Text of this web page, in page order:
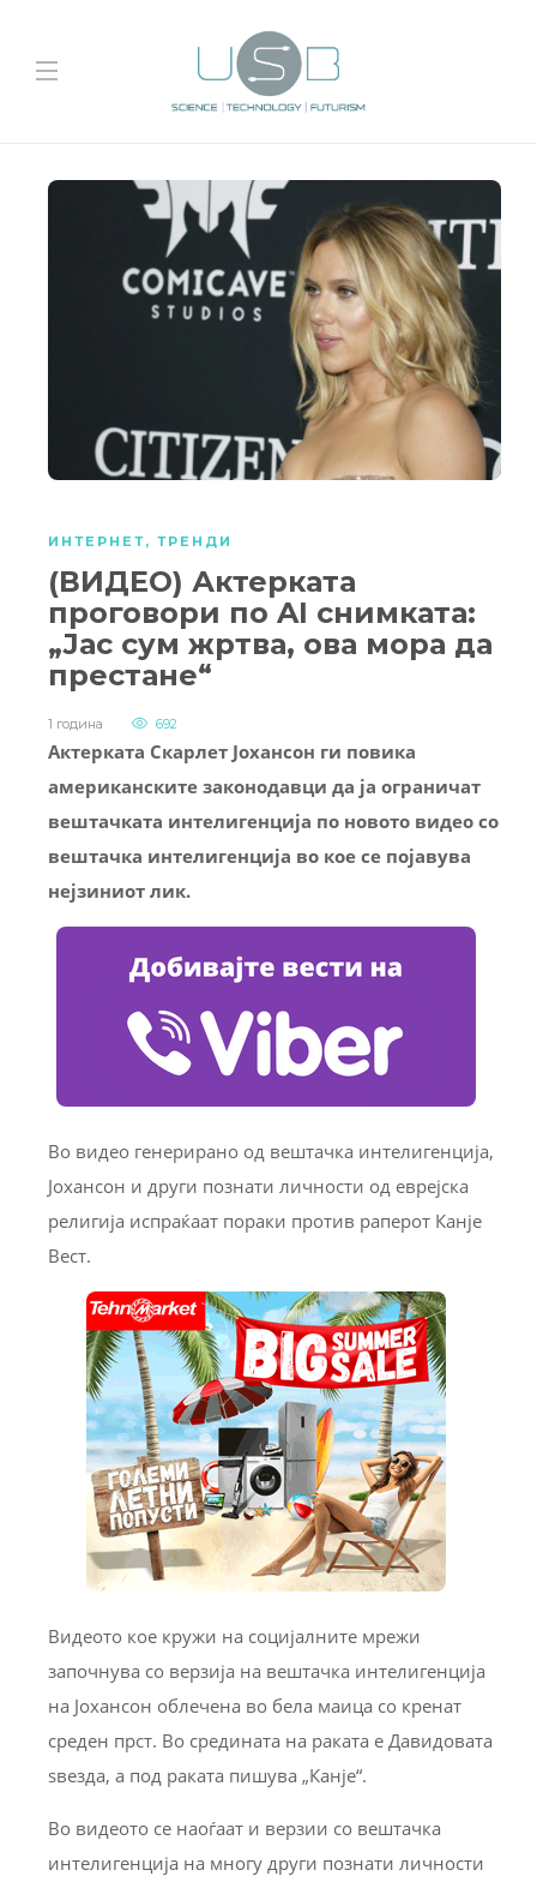
ИНТЕРНЕТ, ТРЕНДИ
(ВИДЕО) Актерката
проговори по AI снимката:
„Јас сум жртва, ова мора да
престане“
1 година 692
Актерката Скарлет Јохансон ги повика
американските законодавци да ја ограничат
вештачката интелигенција по новото видео со
вештачка интелигенција во кое се појавува
нејзиниот лик.
Во видео генерирано од вештачка интелигенција,
Јохансон и други познати личности од еврејска
религија испраќаат пораки против раперот Канје
Вест.
Видеото кое кружи на социјалните мрежи
започнува со верзија на вештачка интелигенција
на Јохансон облечена во бела маица со кренат
среден прст. Во средината на раката е Давидовата
ѕвезда, а под раката пишува „Канје“.
Во видеото се наоѓаат и верзии со вештачка
интелигенција на многу други познати личности